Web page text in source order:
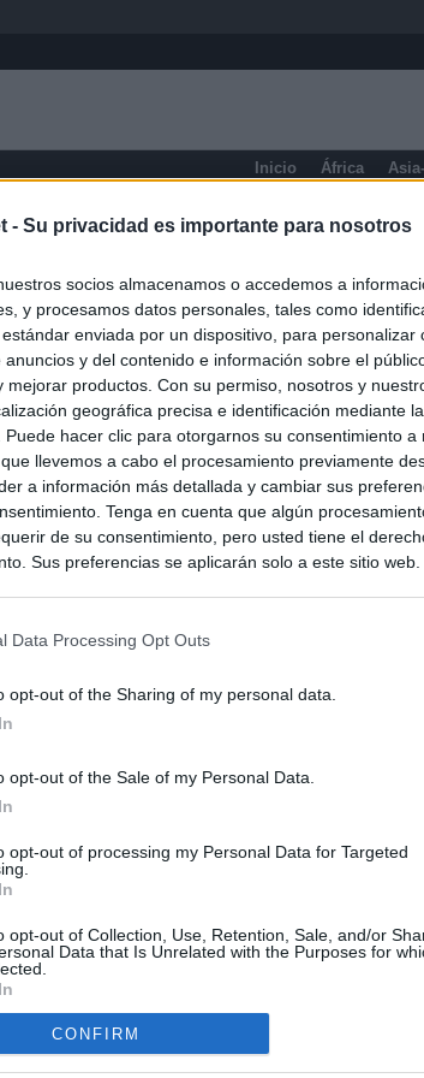
- Su privacidad es importante para nosotros
socios almacenamos o accedemos a
y procesamos datos personales, tales como
enviada por un dispositivo, para personalizar
anuncios y del contenido e información sobre el
mejorar productos. Con su permiso, nosotros y
geográfica precisa e identificación mediante
Puede hacer clic para otorgarnos su consentimiento
llevemos a cabo el procesamiento previamente
a información más detallada y cambiar sus
Tenga en cuenta que algún
de su consentimiento, pero usted tiene el
Sus preferencias se aplicarán solo a este sitio
Data Processing Opt Outs
opt-out of the Sharing of my personal data.
opt-out of the Sale of my Personal Data.
opt-out of processing my Personal Data for Targeted
opt-out of Collection, Use, Retention, Sale, and/or
Data that Is Unrelated with the Purposes for
CONFIRM
Inicio África
controles a los viajeros procedentes de Italia tras el rechazo de
que 70.000 personas se muevan sin que
algo"